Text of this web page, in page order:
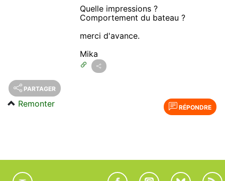
Quelle impressions ?
Comportement du bateau ?
merci d'avance.
Mika
PARTAGER
RÉPONDRE
Remonter